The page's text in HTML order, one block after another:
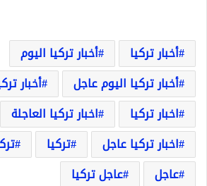
أخبار تركيا
أخبار تركيا اليوم
أخبار تركيا اليوم عاجل
أخبار
اخبار تركيا
اخبار تركيا العاجلة
اخبار تركيا عاجل
تركيا
عاجل
عاجل تركيا